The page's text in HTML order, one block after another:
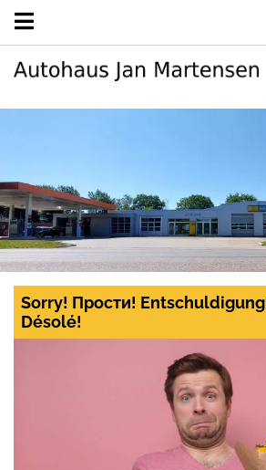
Sorry! Прости!
Désolé!